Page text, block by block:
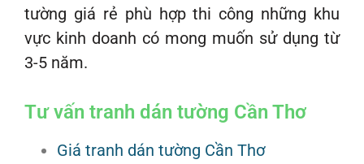
tường giá rẻ phù hợp thi công những khu
vực kinh doanh có mong muốn sử dụng từ
3-5 năm.
Tư vấn tranh dán tường Cần Thơ
Giá tranh dán tường Cần Thơ